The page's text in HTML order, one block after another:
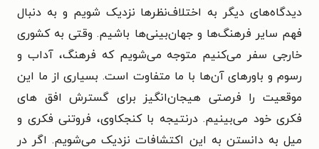
دیدگاه‌های دیگر به اختلاف‌نظرها نزدیک شویم و به دنبال
فهم سایر فرهنگ‌ها و جهان‌بینی‌ها باشیم. وقتی به کشوری
خارجی سفر می‌کنیم متوجه می‌شویم که فرهنگ، آداب و
رسوم و باورهای آن‌ها با ما متفاوت است. بسیاری از ما این
موقعیت را فرصتی هیجان‌انگیز برای گسترش افق های
فکری خود می‌بینیم. درنتیجه با کنجکاوی، فروتنی فکری و
میل به دانستن به این اکتشافات نزدیک می‌شویم. اگر در